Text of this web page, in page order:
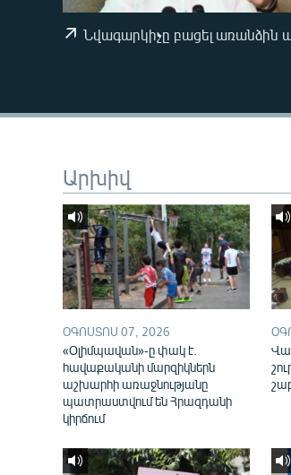
Նվագարկիչը բացել առանձին
Արխիվ
ՕԳՈՍՏՈՍ 07, 2026
«Օլիմպավան»-ը փակ է.
հավաքականի մարզիկներն
աշխարհի առաջնությանը
պատրաստվում են Հրազդանի
կիրճում